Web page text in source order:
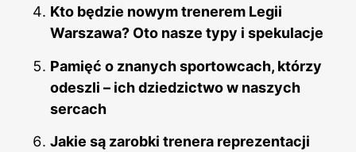
Kto będzie nowym trenerem Legii
Warszawa? Oto nasze typy i spekulacje
Pamięć o znanych sportowcach, którzy
odeszli – ich dziedzictwo w naszych
sercach
Jakie są zarobki trenera reprezentacji